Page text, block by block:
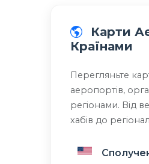
Карти
Країнами
Перегляньте
аеропортів,
регіонами. Від
хабів до